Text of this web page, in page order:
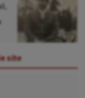
site